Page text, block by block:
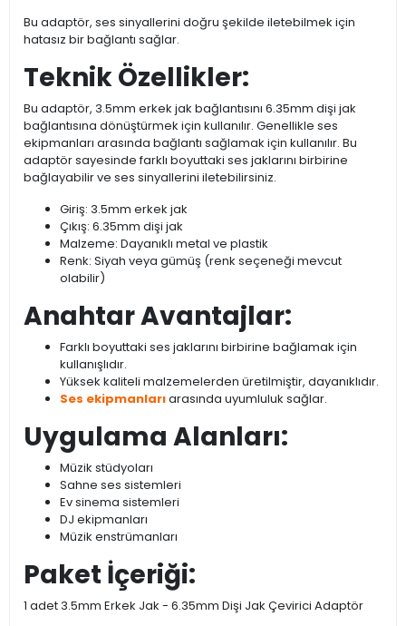
Bu adaptör, ses sinyallerini doğru şekilde iletebilmek için
hatasız bir bağlantı sağlar.
Teknik Özellikler:
Bu adaptör, 3.5mm erkek jak bağlantısını 6.35mm dişi jak
bağlantısına dönüştürmek için kullanılır. Genellikle ses
ekipmanları arasında bağlantı sağlamak için kullanılır. Bu
adaptör sayesinde farklı boyuttaki ses jaklarını birbirine
bağlayabilir ve ses sinyallerini iletebilirsiniz.
Giriş: 3.5mm erkek jak
Çıkış: 6.35mm dişi jak
Malzeme: Dayanıklı metal ve plastik
Renk: Siyah veya gümüş (renk seçeneği mevcut
olabilir)
Anahtar Avantajlar:
Farklı boyuttaki ses jaklarını birbirine bağlamak için
kullanışlıdır.
Yüksek kaliteli malzemelerden üretilmiştir, dayanıklıdır.
Ses ekipmanlarıarasında uyumluluk sağlar.
Uygulama Alanları:
Müzik stüdyoları
Sahne ses sistemleri
Ev sinema sistemleri
DJ ekipmanları
Müzik enstrümanları
Paket İçeriği:
1 adet 3.5mm Erkek Jak - 6.35mm Dişi Jak Çevirici Adaptör